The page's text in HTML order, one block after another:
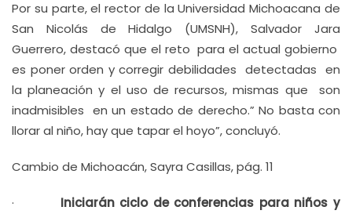
Por su parte, el rector de la Universidad Michoacana de
San Nicolás de Hidalgo (UMSNH), Salvador Jara
Guerrero, destacó que el reto para el actual gobierno
es poner orden y corregir debilidades detectadas en
la planeación y el uso de recursos, mismas que son
inadmisibles en un estado de derecho.” No basta con
llorar al niño, hay que tapar el hoyo”, concluyó.
Cambio de Michoacán, Sayra Casillas, pág. 11
· Iniciarán ciclo de conferencias para niños y